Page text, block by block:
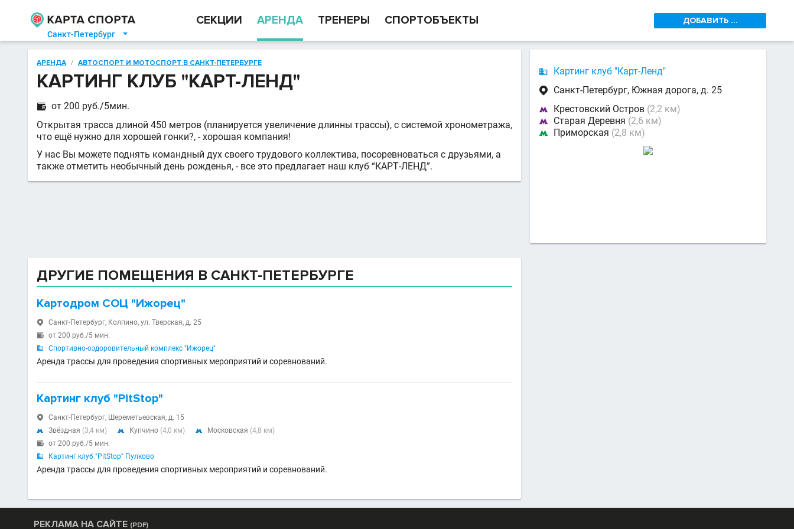
Санкт-Петербург 
СЕКЦИИ АРЕНДА ТРЕНЕРЫ СПОРТОБЪЕКТЫ ДОБАВИТЬ ...
АРЕНДА / АВТОСПОРТ И МОТОСПОРТ В САНКТ-ПЕТЕРБУРГЕ
КАРТИНГ КЛУБ "КАРТ-ЛЕНД"
 от 200 руб./5мин.
Открытая трасса длиной 450 метров (планируется увеличение длинны трассы), с системой хронометража,
что ещё нужно для хорошей гонки?, - хорошая компания!
У нас Вы можете поднять командный дух своего трудового коллектива, посоревноваться с друзьями, а
также отметить необычный день рожденья, - все это предлагает наш клуб “КАРТ-ЛЕНД”.
ДРУГИЕ ПОМЕЩЕНИЯ В САНКТ-ПЕТЕРБУРГЕ
Картодром СОЦ "Ижорец"
 Санкт-Петербург, Колпино, ул. Тверская, д. 25
 от 200 руб./5 мин.
 Спортивно-оздоровительный комплекс "Ижорец"
Аренда трассы для проведения спортивных мероприятий и соревнований.
Картинг клуб "PitStop"
 Санкт-Петербург, Шереметьевская, д. 15
 Звёздная (3,4 км)  Купчино (4,0 км)  Московская (4,8 км)
 от 200 руб./5 мин.
 Картинг клуб "PitStop" Пулково
Аренда трассы для проведения спортивных мероприятий и соревнований.
 Картинг клуб "Карт-Ленд"
 Санкт-Петербург, Южная дорога, д. 25
 Крестовский Остров (2,2 км)
 Старая Деревня (2,6 км)
 Приморская (2,8 км)
РЕКЛАМА НА САЙТЕ (PDF)